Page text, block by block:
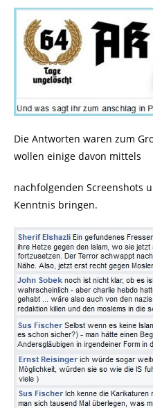
Die Antworten waren zum
wollen einige davon mittels
nachfolgenden Screenshots
Kenntnis bringen.